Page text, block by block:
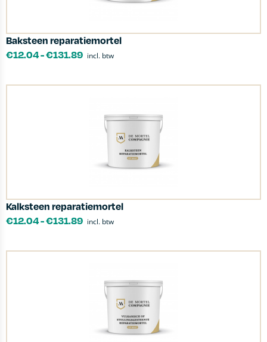
Baksteen reparatiemortel
€12.04-€131.89 incl. btw
Kalksteen reparatiemortel
€12.04-€131.89 incl. btw